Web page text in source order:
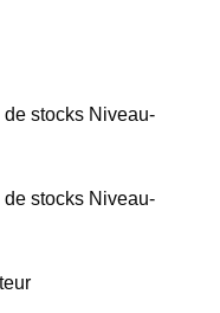
stocks Niveau-
stocks Niveau-